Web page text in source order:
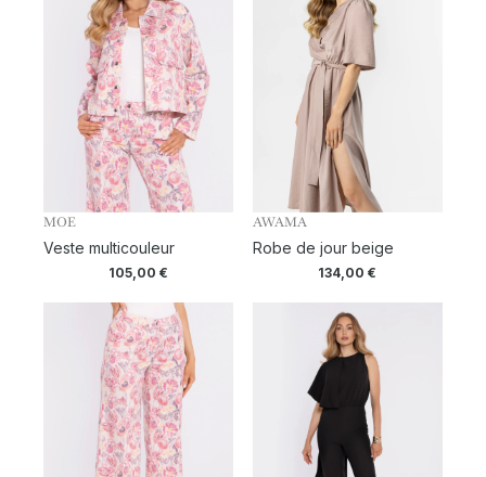
MOE
Veste multicouleur
105,00€
AWAMA
Robe de jour beige
134,00€